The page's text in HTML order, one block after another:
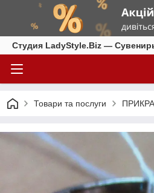
Студия LadyStyle.Biz —
Товари та послуги